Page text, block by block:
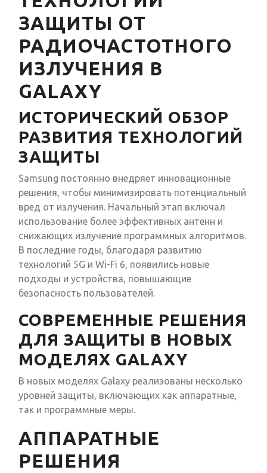
ЗАЩИТЫ ОТ
РАДИОЧАСТОТНОГО
ИЗЛУЧЕНИЯ В
GALAXY
ИСТОРИЧЕСКИЙ ОБЗОР
РАЗВИТИЯ ТЕХНОЛОГИЙ
ЗАЩИТЫ
Samsung постоянно внедряет инновационные
решения, чтобы минимизировать потенциальный
вред от излучения. Начальный этап включал
использование более эффективных антенн и
снижающих излучение программных алгоритмов.
В последние годы, благодаря развитию
технологий 5G и Wi-Fi 6, появились новые
подходы и устройства, повышающие
безопасность пользователей.
СОВРЕМЕННЫЕ РЕШЕНИЯ
ДЛЯ ЗАЩИТЫ В НОВЫХ
МОДЕЛЯХ GALAXY
В новых моделях Galaxy реализованы несколько
уровней защиты, включающих как аппаратные,
так и программные меры.
АППАРАТНЫЕ
РЕШЕНИЯ